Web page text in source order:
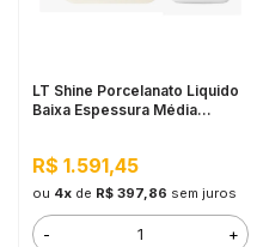
LT Shine Porcelanato Liquido
Baixa Espessura Média
R$ 1.591,45
ou 4xde R$ 397,86 sem juros
- +